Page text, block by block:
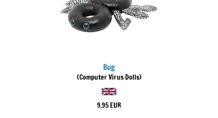
Bug
(Computer Virus Dolls)
9,95 EUR